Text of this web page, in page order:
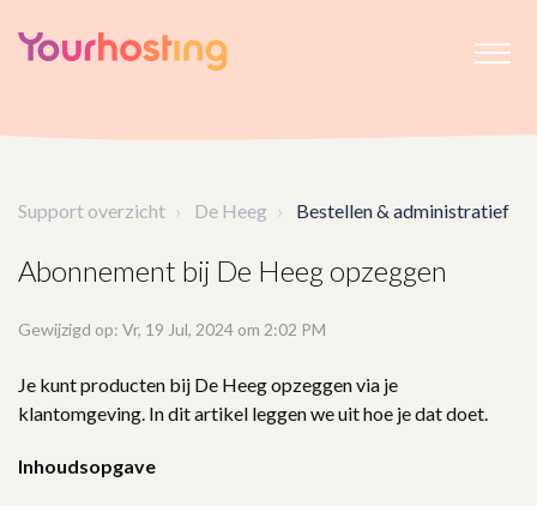
Support overzicht De Heeg Bestellen & administratief
Abonnement bij De Heeg opzeggen
Gewijzigd op: Vr, 19 Jul, 2024 om 2:02 PM
Je kunt producten bij De Heeg opzeggen via je
klantomgeving. In dit artikel leggen we uit hoe je dat doet.
Inhoudsopgave